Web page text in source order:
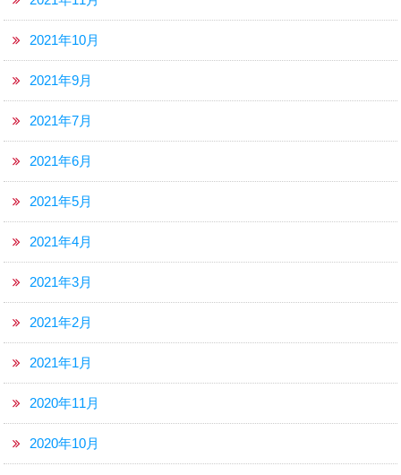
2021年10月
2021年9月
2021年7月
2021年6月
2021年5月
2021年4月
2021年3月
2021年2月
2021年1月
2020年11月
2020年10月